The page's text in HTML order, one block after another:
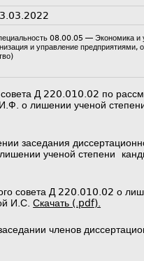
08.00.05 — Экономика и
и управление
Д 220.010.02 по
о лишении ученой
заседания
ученой степени
совета Д 220.010.02 о
И.С.Скачать (.pdf).
членов